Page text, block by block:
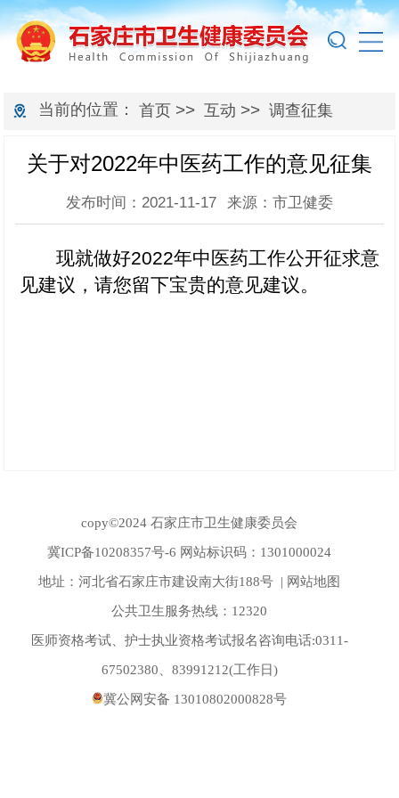
当前的位置： 首页>> 互动 >> 调查征集
关于对2022年中医药工作的意见征集
发布时间：2021-11-17 来源：市卫健委
现就做好2022年中医药工作公开征求意
见建议，请您留下宝贵的意见建议。
copy©2024 石家庄市卫生健康委员会
冀ICP备10208357号-6 网站标识码：1301000024
地址：河北省石家庄市建设南大街188号 | 网站地图
公共卫生服务热线：12320
医师资格考试、护士执业资格考试报名咨询电话:0311-
67502380、83991212(工作日)
冀公网安备 13010802000828号